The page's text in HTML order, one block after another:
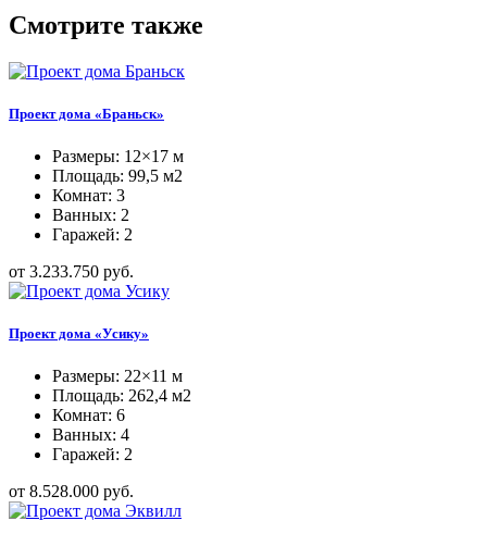
Смотрите также
Проект дома «Браньск»
Размеры: 12×17 м
Площадь: 99,5 м2
Комнат: 3
Ванных: 2
Гаражей: 2
от 3.233.750 руб.
Проект дома «Усику»
Размеры: 22×11 м
Площадь: 262,4 м2
Комнат: 6
Ванных: 4
Гаражей: 2
от 8.528.000 руб.